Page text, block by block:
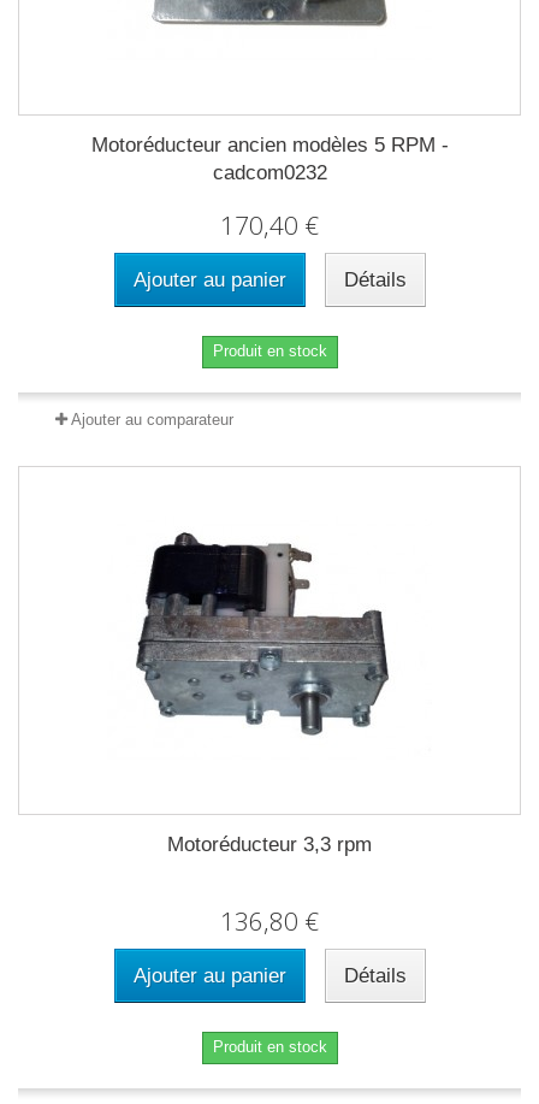
Motoréducteur ancien modèles 5 RPM -
cadcom0232
170,40 €
Ajouter au panier Détails
Produit en stock
Ajouter au comparateur
Motoréducteur 3,3 rpm
136,80 €
Ajouter au panier Détails
Produit en stock